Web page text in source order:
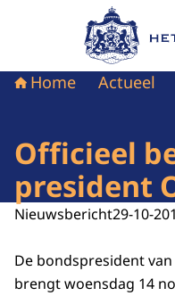
Naar de
Home Actueel
Officieel
president
Nieuwsbericht29-10-
De bondspresident
brengt woensdag 14